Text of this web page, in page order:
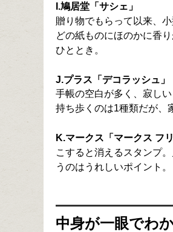
I.鳩居堂「サシェ」
贈り物でもらって以来、
どの紙ものにほのかに香
ひととき。
J.プラス「デコラッシュ」
手帳の空白が多く、寂し
持ち歩くのは1種類だが、
K.マークス「マークス フ
こすると消えるスタンプ
うのはうれしいポイント。
中身が一眼でわ